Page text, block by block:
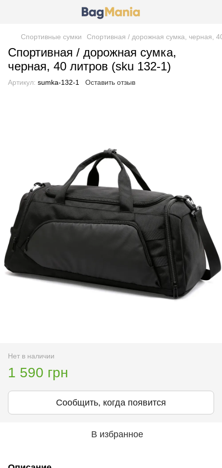
Спортивные сумки Спортивная / дорожная сумка, черная,
Спортивная / дорожная сумка,
черная, 40 литров (sku 132-1)
Артикул: sumka-132-1 Оставить отзыв
Нет в наличии
1 590 грн
Сообщить, когда появится
В избранное